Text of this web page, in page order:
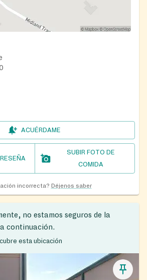
ACUÉRDAME
SUBIR FOTO DE
COMIDA
incorrecta? Déjenos saber
no estamos seguros de la
continuación.
esta ubicación